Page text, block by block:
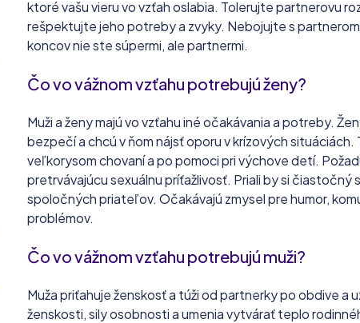
ktoré vašu vieru vo vzťah oslabia. Tolerujte partnerovu
rešpektujte jeho potreby a zvyky. Nebojujte s
koncov nie ste súpermi, ale partnermi.
Čo vo vážnom vzťahu potrebujú ženy?
Muži a ženy majú vo vzťahu iné očakávania a potreby.
bezpečí a chcú v ňom nájsť oporu v krízových situáciách.
veľkorysom chovaní a po pomoci pri výchove detí.
pretrvávajúcu sexuálnu príťažlivosť. Priali by si čiastočný
spoločných priateľov. Očakávajú zmysel pre humor,
problémov.
Čo vo vážnom vzťahu potrebujú muži?
Muža priťahuje ženskosť a túži od partnerky po obdive a
ženskosti, sily osobnosti a umenia vytvárať teplo